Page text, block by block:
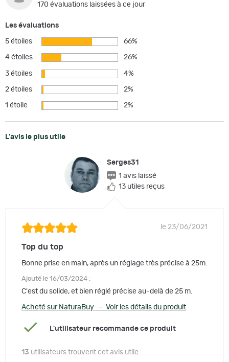
170 évaluations laissées à ce jour
Les évaluations
5 étoiles 66%
4 étoiles 26%
3 étoiles 4%
2 étoiles 2%
1 étoile 2%
L'avis le plus utile
Serges31
1 avis laissé
13 utiles reçus
le 23/06/2021
Top du top
Bonne prise en main, après un réglage très précise à 25m.
Ajouté le 16/03/2024 :
C'est du solide, et bien réglé précise au-delà de 25 m.
Acheté sur NaturaBuy – Voir les détails du produit
L'utilisateur recommande ce produit
13 utilisateurs trouvent cet avis utile